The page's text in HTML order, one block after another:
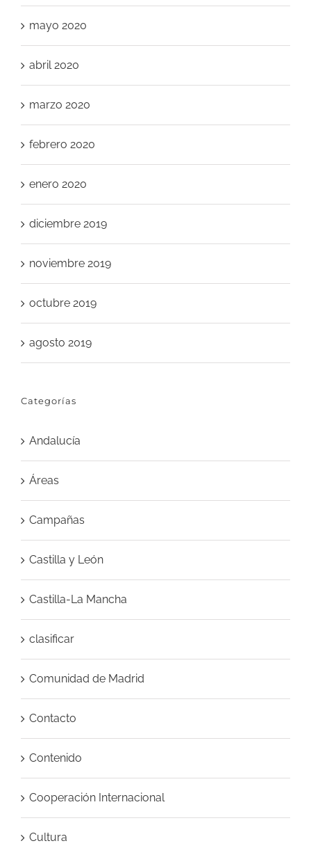
mayo 2020
abril 2020
marzo 2020
febrero 2020
enero 2020
diciembre 2019
noviembre 2019
octubre 2019
agosto 2019
Categorías
Andalucía
Áreas
Campañas
Castilla y León
Castilla-La Mancha
clasificar
Comunidad de Madrid
Contacto
Contenido
Cooperación Internacional
Cultura